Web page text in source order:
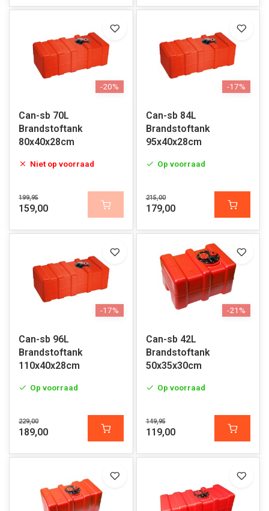
-20%
Can-sb 70L
Brandstoftank
80x40x28cm
Niet op voorraad
199,95
159,00
-17%
Can-sb 84L
Brandstoftank
95x40x28cm
Op voorraad
215,00
179,00
-17%
Can-sb 96L
Brandstoftank
110x40x28cm
Op voorraad
229,00
189,00
-21%
Can-sb 42L
Brandstoftank
50x35x30cm
Op voorraad
149,95
119,00